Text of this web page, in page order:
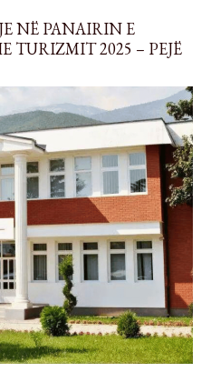
NË PANAIRIN E
TURIZMIT 2025 – PEJË